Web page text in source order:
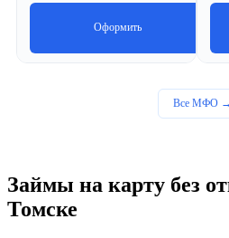
Оформить
Все МФО →
Займы на карту без
Томске